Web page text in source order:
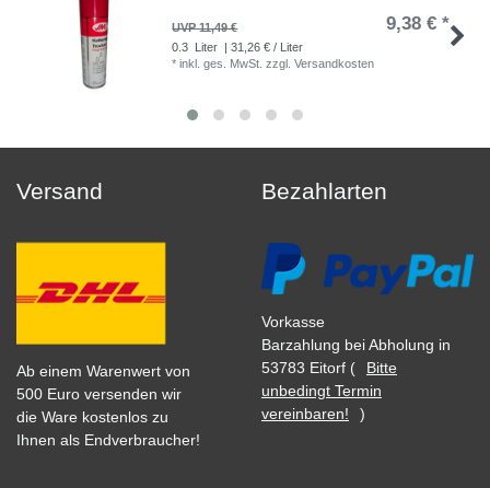
UVP 11,49 € 9,38 € *
0.3 Liter | 31,26 € / Liter
*inkl. ges. MwSt. zzgl.Versandkosten
Versand
Ab einem Warenwert von
500 Euro versenden wir
die Ware kostenlos zu
Ihnen als Endverbraucher!
Bezahlarten
Vorkasse
Barzahlung bei Abholung in
53783 Eitorf (
Bitte
unbedingt Termin
vereinbaren!
)